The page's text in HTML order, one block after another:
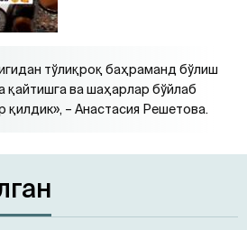
тўлиқроқ баҳраманд бўлиш
қайтишга ва шаҳарлар бўйлаб
қилдик», – Анастасия Решетова.